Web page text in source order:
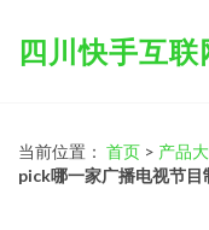
四川快手互
当前位置： 首页 > 产品
pick哪一家广播电视节目